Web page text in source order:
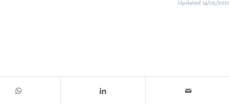
Updated 14/05/